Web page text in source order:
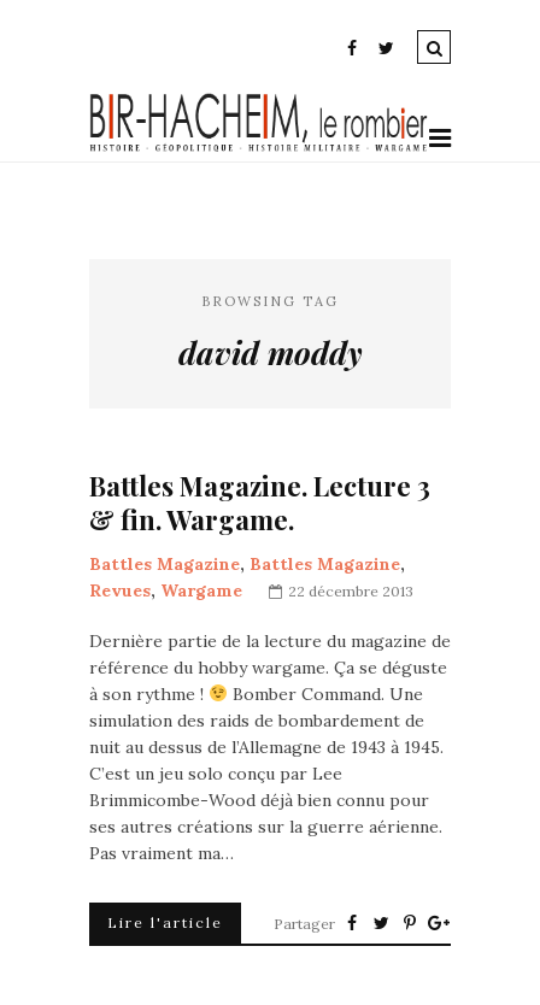
BROWSING TAG
david moddy
Battles Magazine. Lecture 3
& fin. Wargame.
Battles Magazine, Battles Magazine,
Revues, Wargame 22 décembre 2013
Dernière partie de la lecture du magazine de
référence du hobby wargame. Ça se déguste
à son rythme !
Bomber Command. Une
simulation des raids de bombardement de
nuit au dessus de l’Allemagne de 1943 à 1945.
C’est un jeu solo conçu par Lee
Brimmicombe-Wood déjà bien connu pour
ses autres créations sur la guerre aérienne.
Pas vraiment ma…
Lire l'article Partager